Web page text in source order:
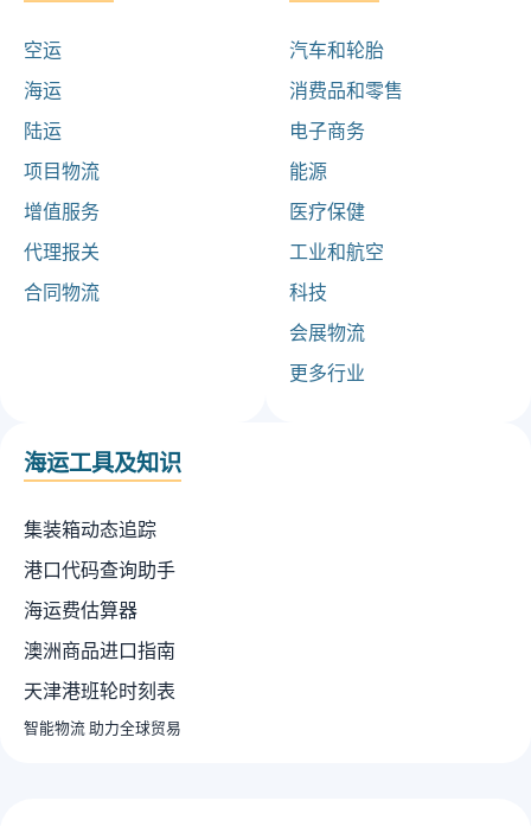
空运
海运
陆运
项目物流
增值服务
代理报关
合同物流
汽车和轮胎
消费品和零售
电子商务
能源
医疗保健
工业和航空
科技
会展物流
更多行业
海运工具及知识
集装箱动态追踪
港口代码查询助手
海运费估算器
澳洲商品进口指南
天津港班轮时刻表
智能物流 助力全球贸易